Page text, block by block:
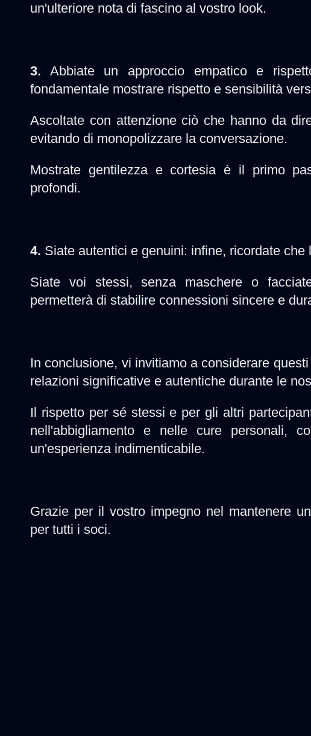
un'ulteriore nota di fascino al vostro look.
3. Abbiate un approccio empatico e
fondamentale mostrare rispetto e sensibilità
Ascoltate con attenzione ciò che hanno da
evitando di monopolizzare la conversazione.
Mostrate gentilezza e cortesia è il primo
profondi.
4. Siate autentici e genuini: infine, ricordate
Siate voi stessi, senza maschere o
permetterà di stabilire connessioni sincere e
In conclusione, vi invitiamo a considerare
relazioni significative e autentiche durante le
Il rispetto per sé stessi e per gli altri
nell'abbigliamento e nelle cure personali,
un'esperienza indimenticabile.
Grazie per il vostro impegno nel mantenere
per tutti i soci.